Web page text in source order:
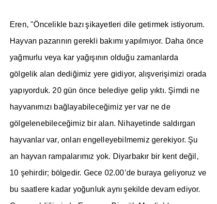
Eren, "Öncelikle bazı şikayetleri dile getirmek istiyorum.
Hayvan pazarının gerekli bakımı yapı lmıyor. Daha önce
yağmurlu veya kar yağışının olduğu zamanlarda
gölgelik alan dediğimiz yere gidiyor, al ışverişimizi orada
yapıyorduk. 20 gün önce belediye gelip yıktı. Şimdi ne
hayvanımızı bağ layabileceğimiz yer var ne de
gölgelenebileceğimiz bir alan. Nihayetinde saldırgan
hayvanlar var, onları engelleyebilmemiz gerekiyor. Şu
an hayvan rampalarımız yok. Diyarbakır bir kent değil,
10 şehirdir; bölgedir. Gece 02.00’de buraya geliyoruz ve
bu saatlere kadar yoğunluk aynı şekilde devam ediyor.